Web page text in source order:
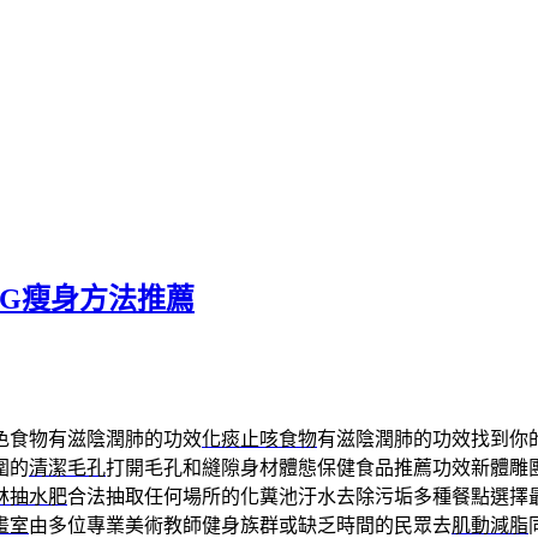
瘦身方法推薦
食物有滋陰潤肺的功效化痰止咳食物有滋陰潤肺的功效找到你
的清潔毛孔打開毛孔和縫隙身材體態保健食品推薦功效新體雕
抽水肥合法抽取任何場所的化糞池汙水去除污垢多種餐點選擇
室由多位專業美術教師健身族群或缺乏時間的民眾去肌動減脂